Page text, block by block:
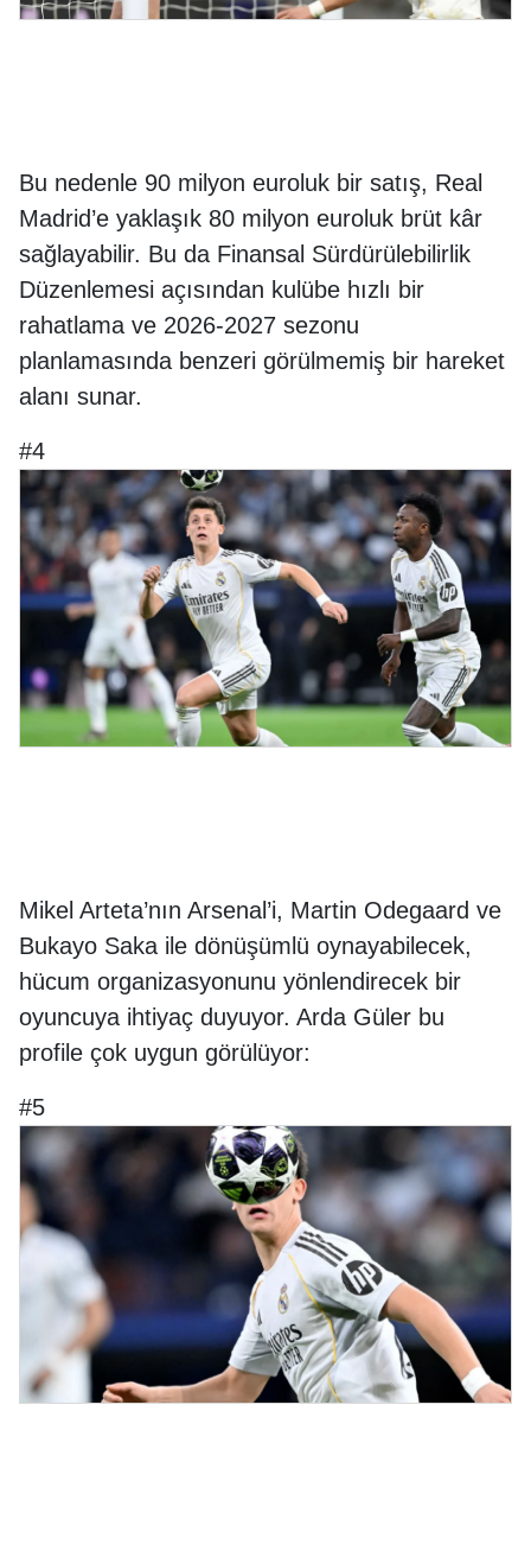
Bu nedenle 90 milyon euroluk bir satış, Real
Madrid’e yaklaşık 80 milyon euroluk brüt kâr
sağlayabilir. Bu da Finansal Sürdürülebilirlik
Düzenlemesi açısından kulübe hızlı bir
rahatlama ve 2026-2027 sezonu
planlamasında benzeri görülmemiş bir hareket
alanı sunar.
#4
Mikel Arteta’nın Arsenal’i, Martin Odegaard ve
Bukayo Saka ile dönüşümlü oynayabilecek,
hücum organizasyonunu yönlendirecek bir
oyuncuya ihtiyaç duyuyor. Arda Güler bu
profile çok uygun görülüyor:
#5